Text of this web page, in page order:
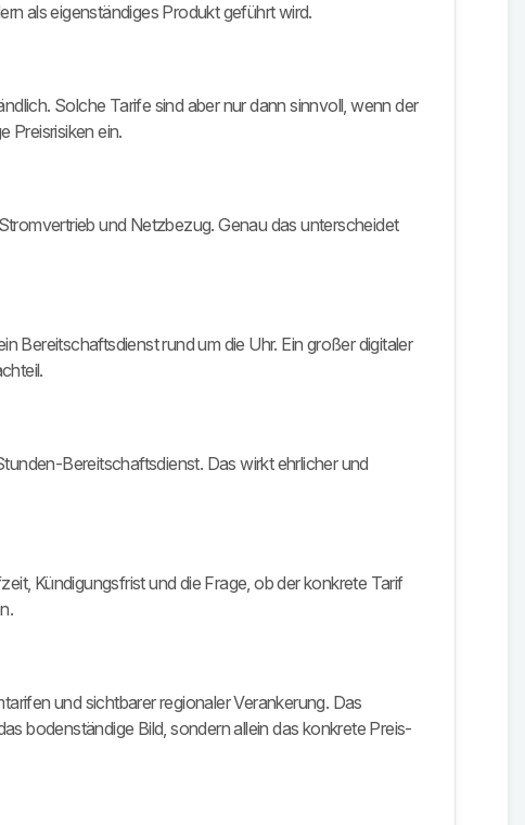
als eigenständiges Produkt geführt wird.
Solche Tarife sind aber nur dann sinnvoll, wenn der
Preisrisiken ein.
und Netzbezug. Genau das unterscheidet
Bereitschaftsdienst rund um die Uhr. Ein großer digitaler
Bereitschaftsdienst. Das wirkt ehrlicher und
Kündigungsfrist und die Frage, ob der konkrete Tarif
und sichtbarer regionaler Verankerung. Das
bodenständige Bild, sondern allein das konkrete Preis-